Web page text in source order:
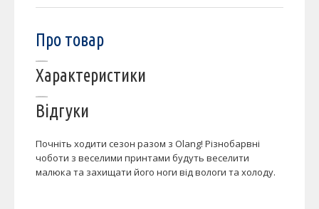
Про товар
Характеристики
Відгуки
Почніть ходити сезон разом з Olang! Різнобарвні
чоботи з веселими принтами будуть веселити
малюка та захищати його ноги від вологи та холоду.